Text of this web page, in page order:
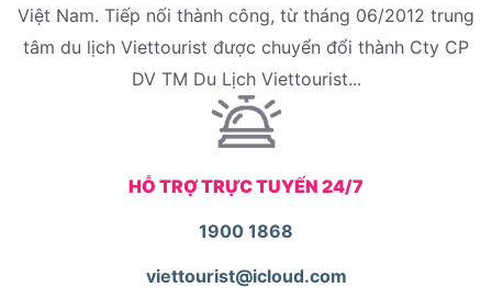
Việt Nam. Tiếp nối thành công, từ tháng 06/2012 trung
tâm du lịch Viettourist được chuyển đổi thành Cty CP
DV TM Du Lịch Viettourist...
HỖ TRỢ TRỰC TUYẾN 24/7
1900 1868
viettourist@icloud.com